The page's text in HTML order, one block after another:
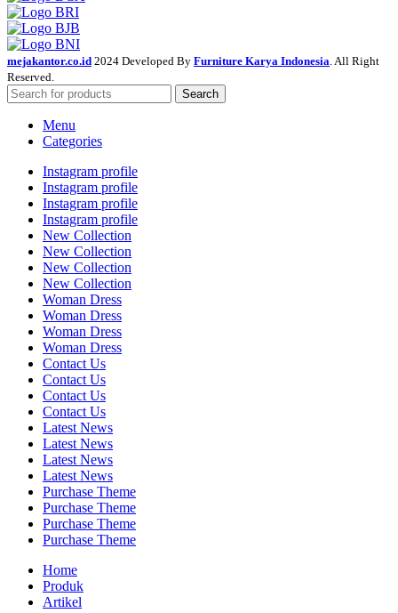
mejakantor.co.id 2024 Developed By Furniture Karya Indonesia. All Right
Reserved.
Search
Menu
Categories
Instagram profile
Instagram profile
Instagram profile
Instagram profile
New Collection
New Collection
New Collection
New Collection
Woman Dress
Woman Dress
Woman Dress
Woman Dress
Contact Us
Contact Us
Contact Us
Contact Us
Latest News
Latest News
Latest News
Latest News
Purchase Theme
Purchase Theme
Purchase Theme
Purchase Theme
Home
Produk
Artikel